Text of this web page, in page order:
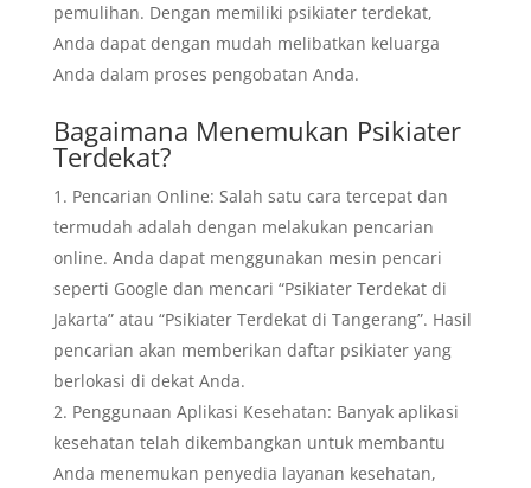
pemulihan. Dengan memiliki psikiater terdekat,
Anda dapat dengan mudah melibatkan keluarga
Anda dalam proses pengobatan Anda.
Bagaimana Menemukan Psikiater
Terdekat?
Pencarian Online: Salah satu cara tercepat dan
termudah adalah dengan melakukan pencarian
online. Anda dapat menggunakan mesin pencari
seperti Google dan mencari “Psikiater Terdekat di
Jakarta” atau “Psikiater Terdekat di Tangerang”. Hasil
pencarian akan memberikan daftar psikiater yang
berlokasi di dekat Anda.
Penggunaan Aplikasi Kesehatan: Banyak aplikasi
kesehatan telah dikembangkan untuk membantu
Anda menemukan penyedia layanan kesehatan,